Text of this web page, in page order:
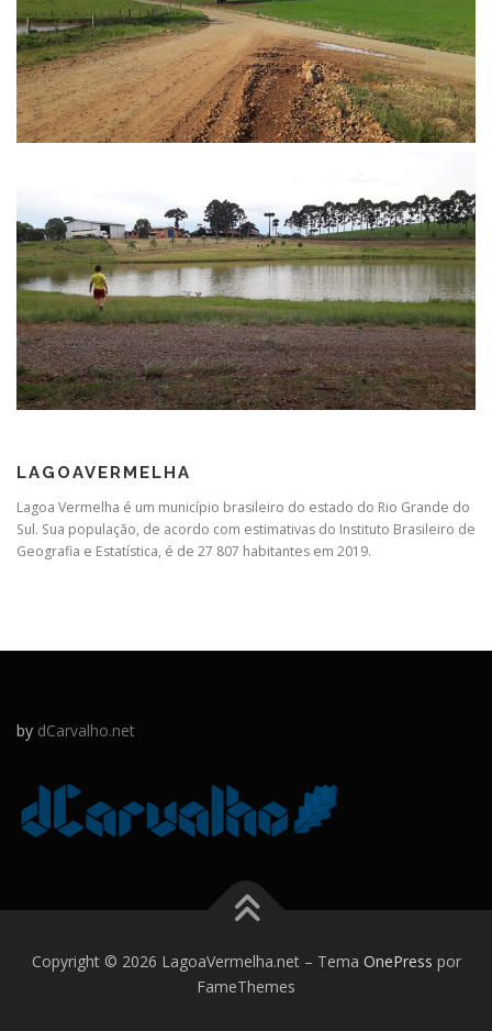
LAGOAVERMELHA
Lagoa Vermelha é um município brasileiro do estado do Rio Grande do
Sul. Sua população, de acordo com estimativas do Instituto Brasileiro de
Geografia e Estatística, é de 27 807 habitantes em 2019.
by dCarvalho.net
Copyright © 2026 LagoaVermelha.net – Tema OnePress por
FameThemes